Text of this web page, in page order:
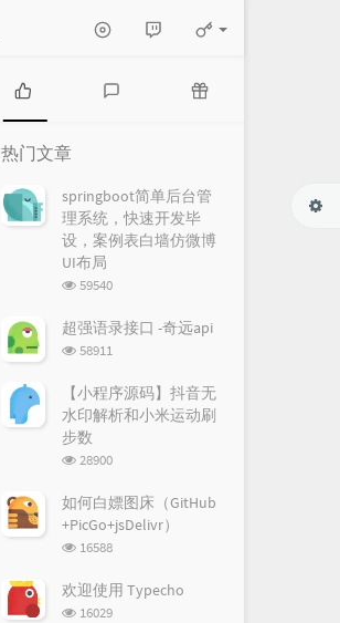
热
门
文
章
章
热门文章
springboot简单后台管
理系统，快速开发毕
设，案例表白墙仿微博
UI布局
浏
次
数:
59540
超强语录接口 -奇远api
浏
次
数:
58911
【小程序源码】抖音无
水印解析和小米运动刷
步数
浏
次
数:
28900
如何白嫖图床（GitHub
+PicGo+jsDelivr）
浏
次
数:
16588
欢迎使用 Typecho
浏
16029